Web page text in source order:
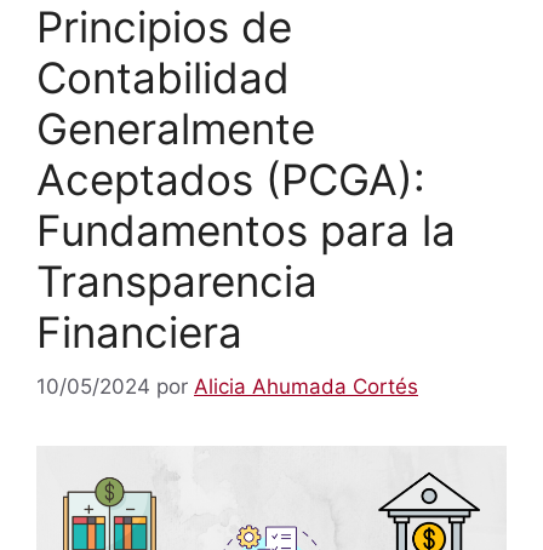
Principios de
Contabilidad
Generalmente
Aceptados (PCGA):
Fundamentos para la
Transparencia
Financiera
10/05/2024 por Alicia Ahumada Cortés